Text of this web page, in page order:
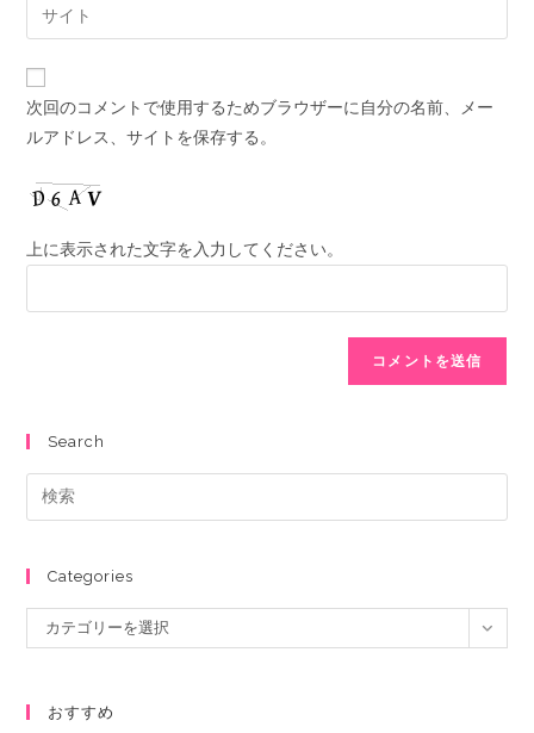
次回のコメントで使用するためブラウザーに自分の名前、メー
ルアドレス、サイトを保存する。
上に表示された文字を入力してください。
Search
Categories
カテゴリーを選択
おすすめ